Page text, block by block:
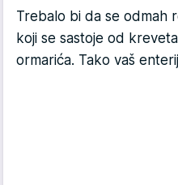
Trebalo bi da se odmah
koji se sastoje od
ormarića. Tako vaš